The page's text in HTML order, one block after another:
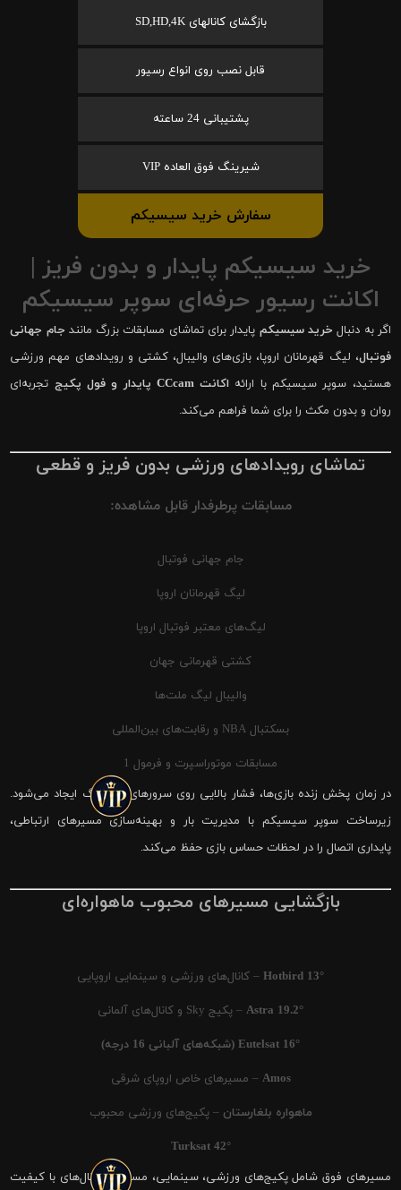
بازگشای کانالهای SD,HD,4K
قابل نصب روی انواع رسیور
پشتیبانی 24 ساعته
شیرینگ فوق العاده VIP
سفارش خرید سیسیکم
خرید سیسیکم پایدار و بدون فریز |
اکانت رسیور حرفه‌ای سوپر سیسیکم
اگر به دنبال خرید سیسیکم پایدار برای تماشای مسابقات بزرگ مانند جام جهانی
فوتبال، لیگ قهرمانان اروپا، بازی‌های والیبال، کشتی و رویدادهای مهم ورزشی
هستید، سوپر سیسیکم با ارائه اکانت CCcam پایدار و فول پکیج
تجربه‌ای
روان و بدون مکث را برای شما فراهم می‌کند.
تماشای رویدادهای ورزشی بدون فریز و قطعی
مسابقات پرطرفدار قابل مشاهده:
جام جهانی فوتبال
لیگ قهرمانان اروپا
لیگ‌های معتبر فوتبال اروپا
کشتی قهرمانی جهان
والیبال لیگ ملت‌ها
بسکتبال NBA و رقابت‌های بین‌المللی
مسابقات موتوراسپرت و فرمول 1
در زمان پخش زنده بازی‌ها، فشار بالایی روی سرورهای شیرینگ ایجاد می‌شود.
زیرساخت سوپر سیسیکم با مدیریت بار و بهینه‌سازی مسیرهای ارتباطی،
پایداری اتصال را در لحظات حساس بازی حفظ می‌کند.
بازگشایی مسیرهای محبوب ماهواره‌ای
Hotbird 13° – کانال‌های ورزشی و سینمایی اروپایی
Astra 19.2° – پکیج Sky و کانال‌های آلمانی
Eutelsat 16° (شبکه‌های آلبانی 16 درجه)
Amos – مسیرهای خاص اروپای شرقی
ماهواره بلغارستان – پکیج‌های ورزشی محبوب
Turksat 42°
مسیرهای فوق شامل پکیج‌های ورزشی، سینمایی، مستند و کانال‌های با کیفیت